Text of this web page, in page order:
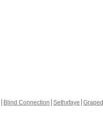
Blind Connection Sethxfaye Graped